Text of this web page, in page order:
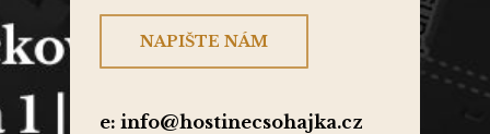
NAPIŠTE NÁM
e: info@hostinecsohajka.cz